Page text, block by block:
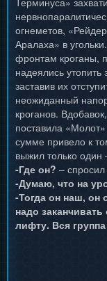
огнеметов,
Аралаха» в
фронтам кроганы,
надеялись утопить
заставив их
неожиданный
кроганов.
поставила
сумме привело к
выжил только один
-Где он? –
-Думаю, что на
-Тогда он наш, он
надо
лифту. Вся